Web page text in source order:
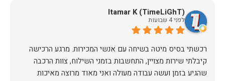
Itamar K (TimeLiGhT)
לפני 4 שבועות
רכשתי בסיס מיטה בשיחה עם אנשי המכירות. מרגע הרכישה
קיבלתי שירות מצויין, התחשבות בזמני השילוח, צוות הרכבה
שהגיע בזמן ועשה עבודה מעולה ואני מאוד מרוצה מאיכות